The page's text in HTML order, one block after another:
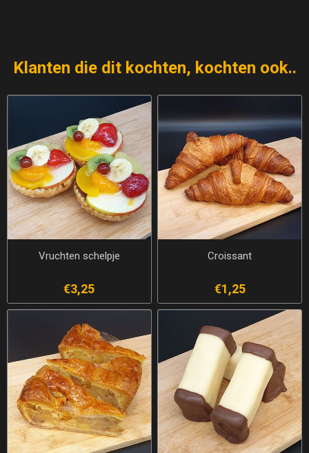
Klanten die dit kochten, kochten ook..
Vruchten schelpje
€3,25
Croissant
€1,25